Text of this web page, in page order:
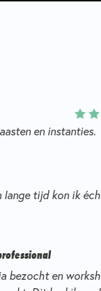
en instanties.
lange tijd kon ik
bezocht en